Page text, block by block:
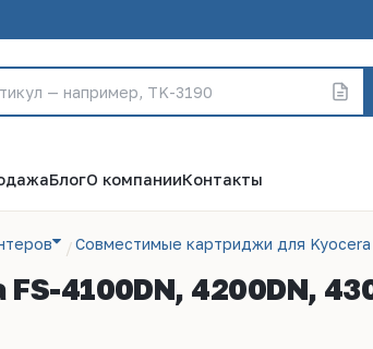
БлогО компанииКонтакты
Совместимые картриджи для Kyocera
4100DN, 4200DN,